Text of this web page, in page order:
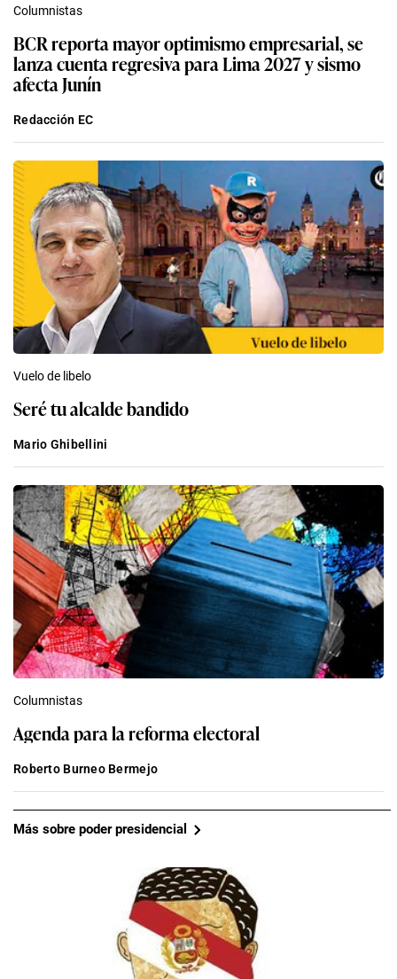
Columnistas
BCR reporta mayor optimismo empresarial, se
lanza cuenta regresiva para Lima 2027 y sismo
afecta Junín
Redacción EC
Vuelo de libelo
Seré tu alcalde bandido
Mario Ghibellini
Columnistas
Agenda para la reforma electoral
Roberto Burneo Bermejo
Más sobre poder presidencial